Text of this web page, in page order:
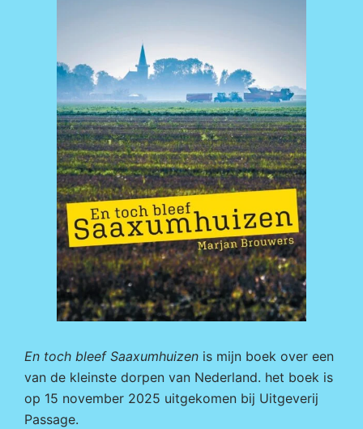
En toch bleef Saaxumhuizen is mijn boek over een
van de kleinste dorpen van Nederland. het boek is
op 15 november 2025 uitgekomen bij Uitgeverij
Passage.